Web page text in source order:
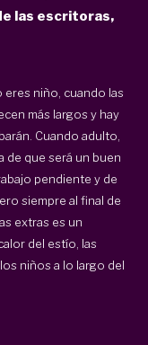
las escritoras,
niño, cuando las
más largos y hay
Cuando adulto,
de que será un buen
pendiente y de
siempre al final de
extras es un
del estío, las
niños a lo largo del